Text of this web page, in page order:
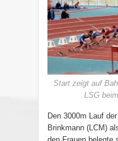
Start zeigt auf
LSG
Den 3000m Lauf
Brinkmann (LCM)